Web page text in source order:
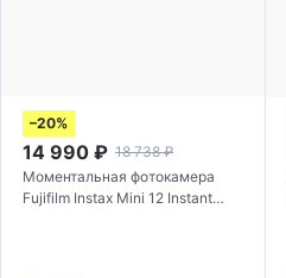
–20%
14 990 ₽ 18 738 ₽
Моментальная фотокамера
Fujifilm Instax Mini 12 Instant